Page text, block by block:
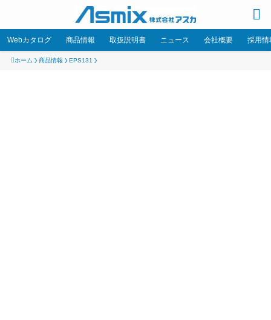
Webカタログ 商品情報 取扱説明書 ニュース 会社概要 採用情
ホーム 商品情報 EPS131